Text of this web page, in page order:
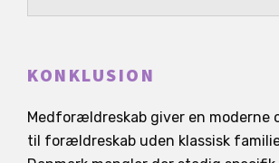
KONKLUSION
Medforældreskab giver en moderne
til forældreskab uden klassisk